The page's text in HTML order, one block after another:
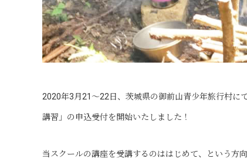
2020年3月21～22日、茨城県の御前山青少年旅行村に
講習」の申込受付を開始いたしました！
当スクールの講座を受講するのははじめて、という方